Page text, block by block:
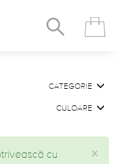
CATEGORIE
CULOARE
×
cu